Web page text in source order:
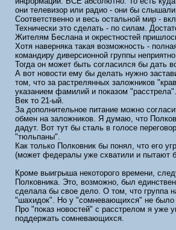
они телевизор или радио - они бы
Соответственно и весь остальной мир -
Технически это сделать - по силам.
Жителям Беслана и окрестностей
Хотя наверняка такая возможность -
командиру диверсионной группы
Тогда он может быть согласился бы дать
А вот новости ему бы делать нужно
том, что за растрелянных заложников
указанием фамилий и показом
Век то 21-ый.
За дополнительное питание можно
обмен на заложников. Я думаю, что
дадут. Вот тут бы сталь в голосе
"тюльпаны".
Как только Полковник бы понял, что его
(может федералы уже схватили и пытают
Кроме выигрыша некоторого времени,
Полковника. Это, возможно, был
сделала бы свое дело. О том, что группа
"шахидок". Но у "сомневающихся" не было
Про "показ новостей" с расстрелом я
поддержать сомневающихся.